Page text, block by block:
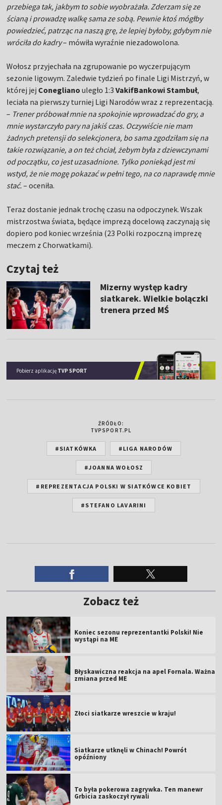
przebiega tak, jakbym to sobie wyobrażała. Zderzam się ze
ścianą i prowadzę walkę sama ze sobą. Pewnie ktoś mógłby
powiedzieć, patrząc na naszą grę, że lepiej byłoby, gdybym nie
wróciła do kadry– mówiła wyraźnie niezadowolona.
Wołosz przyjechała na zgrupowanie po wyczerpującym
sezonie ligowym. Zaledwie tydzień po finale Ligi Mistrzyń, w
której jej Conegliano uległo 1:3VakifBankowi Stambuł,
leciała na pierwszy turniej Ligi Narodów wraz z reprezentacją.
– Trener próbował mnie na spokojnie wprowadzać do gry, a
mnie wystarczyło pary na jakiś czas. Oczywiście nie mam
żadnych pretensji do selekcjonera, bo sama zgodziłam się na
takie rozwiązanie, a on też chciał, żebym była z dziewczynami
od początku, co jest uzasadnione. Tylko poniekąd jest mi
wstyd, że nie mogę pokazać w pełni tego, na co naprawdę mnie
stać.– oceniła.
Teraz dostanie jednak trochę czasu na odpoczynek. Wszak
mistrzostwa świata, będące imprezą docelową zaczynają się
dopiero pod koniec września (23 Polki rozpoczną imprezę
meczem z Chorwatkami).
Czytaj też
Mizerny występ kadry
siatkarek. Wielkie bolączki
trenera przed MŚ
Pobierz aplikację TVP SPORT
ŹRÓDŁO:
TVPSPORT.PL
#SIATKÓWKA #LIGA NARODÓW
#JOANNA WOŁOSZ
#REPREZENTACJA POLSKI W SIATKÓWCE KOBIET
#STEFANO LAVARINI
Zobacz też
Koniec sezonu reprezentantki Polski! Nie
wystąpi na ME
Błyskawiczna reakcja na apel Fornala. Ważna
zmiana przed ME
Złoci siatkarze wreszcie w kraju!
Siatkarze utknęli w Chinach! Powrót
opóźniony
To była pokerowa zagrywka. Ten manewr
Grbicia zaskoczył rywali